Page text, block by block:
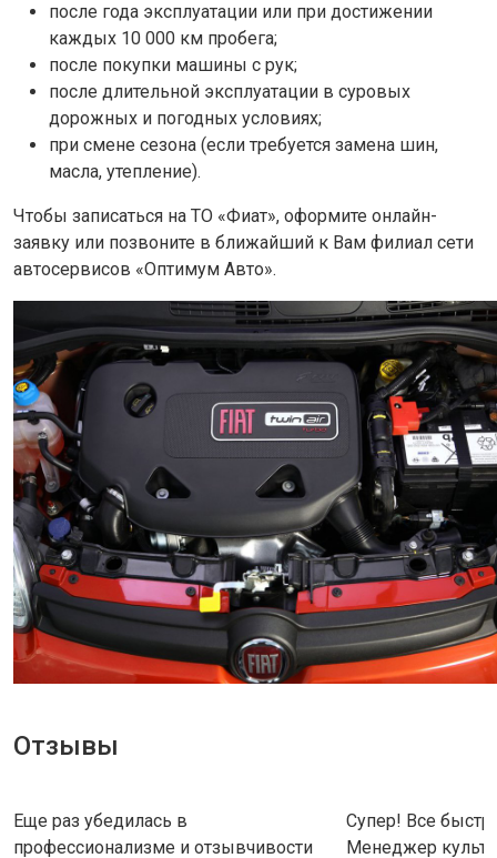
Отзывы
Еще раз убедилась в
профессионализме и отзывчивости
Супер! Все
Менеджер
после года эксплуатации или при достижении
каждых 10 000 км пробега;
после покупки машины с рук;
после длительной эксплуатации в суровых
дорожных и погодных условиях;
при смене сезона (если требуется замена шин,
масла, утепление).
Чтобы записаться на ТО «Фиат», оформите онлайн-
заявку или позвоните в ближайший к Вам филиал сети
автосервисов «Оптимум Авто».